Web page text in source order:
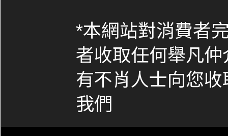
*本網站對消費者
者收取任何舉凡
有不肖人士向您
我們